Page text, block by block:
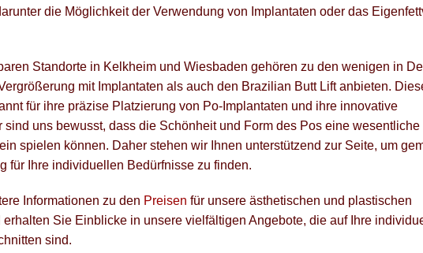
die Möglichkeit der Verwendung von Implantaten oder das
Standorte in Kelkheim und Wiesbaden gehören zu den wenigen in
mit Implantaten als auch den Brazilian Butt Lift anbieten.
für ihre präzise Platzierung von Po-Implantaten und ihre innovative
sind uns bewusst, dass die Schönheit und Form des Pos eine
spielen können. Daher stehen wir Ihnen unterstützend zur Seite, um
für Ihre individuellen Bedürfnisse zu finden.
Informationen zu den Preisen für unsere ästhetischen und plastischen
erhalten Sie Einblicke in unsere vielfältigen Angebote, die auf Ihre
sind.